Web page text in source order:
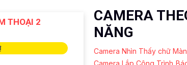
THOẠI 2
CAMERA
NĂNG
Camera Nhìn Thấy chữ
Camera Lắp Công Trình